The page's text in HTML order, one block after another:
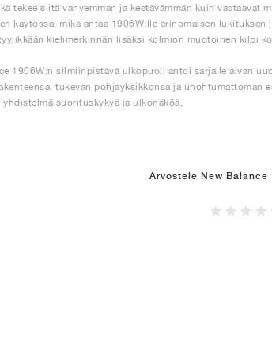
tekee siitä vahvemman ja kestävämmän kuin
käytössä, mikä antaa 1906W:lle erinomaisen
kielimerkinnän lisäksi kolmion muotoinen kilpi
1906W:n silmiinpistävä ulkopuoli antoi sarjalle aivan
tukevan pohjayksikkönsä ja
suorituskykyä ja ulkonäköä.
Arvostele New Balance